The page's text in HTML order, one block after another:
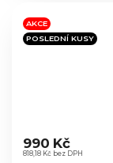
hvězdiček.
AKCE
POSLEDNÍ KUSY
hodnocení
produktu
818,18 Kč bez DPH
990 Kč